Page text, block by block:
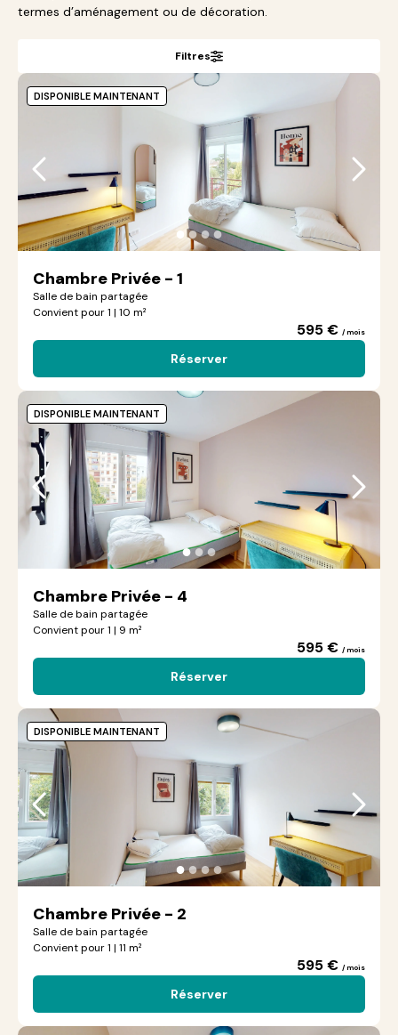
termes d’aménagement ou de décoration.
Filtres
●●●●
Chambre Privée - 1
Salle de bain partagée
Convient pour 1 | 10 m²
595 € / mois
Réserver
DISPONIBLE MAINTENANT
●●●
Chambre Privée - 4
Salle de bain partagée
Convient pour 1 | 9 m²
595 € / mois
Réserver
DISPONIBLE MAINTENANT
●●●●
Chambre Privée - 2
Salle de bain partagée
Convient pour 1 | 11 m²
595 € / mois
Réserver
DISPONIBLE MAINTENANT